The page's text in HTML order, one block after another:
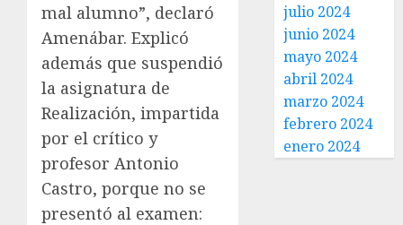
mal alumno”, declaró
Amenábar. Explicó
además que suspendió
la asignatura de
Realización, impartida
por el crítico y
profesor Antonio
Castro, porque no se
presentó al examen:
julio 2024
junio 2024
mayo 2024
abril 2024
marzo 2024
febrero 2024
enero 2024